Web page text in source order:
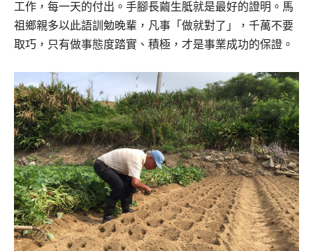
工作，每一天的付出。手腳長繭生胝就是最好的證明。馬
祖鄉親多以此語訓勉晚輩，凡事「做就對了」，千萬不要
取巧，只有做事態度踏實、積極，才是事業成功的保證。